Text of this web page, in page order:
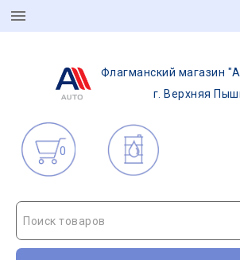
Флагманский магазин
г. Верхняя
0
Поиск товаров